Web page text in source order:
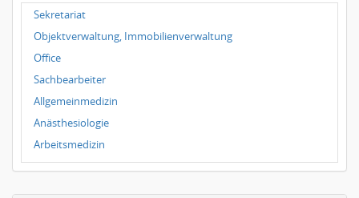
Hallbergmoos
Würzburg
Grünwald
Ulm
Bielefeld
Hannover
Sekretariat
Objektverwaltung, Immobilienverwaltung
Office
Sachbearbeiter
Allgemeinmedizin
Anästhesiologie
Arbeitsmedizin
Augenheilkunde